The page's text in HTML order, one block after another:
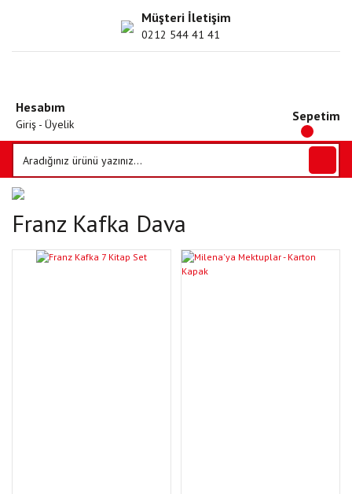
Müşteri İletişim
0212 544 41 41
Hesabım
Giriş - Üyelik
Sepetim
Franz Kafka Dava